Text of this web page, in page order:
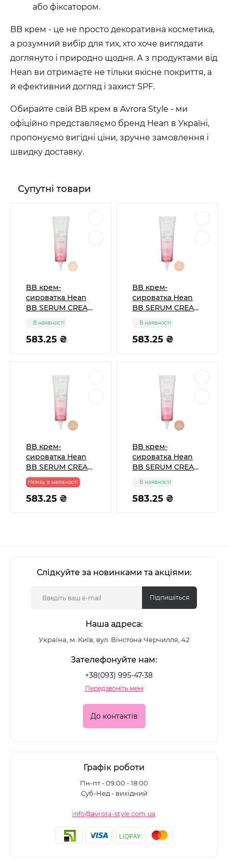
або фіксатором.
BB крем - це не просто декоративна косметика,
а розумний вибір для тих, хто хоче виглядати
доглянуто і природно щодня. А з продуктами від
Hean ви отримаєте не тільки якісне покриття, а
й ефективний догляд і захист SPF.
Обирайте свій BB крем в Avrora Style - ми
офіційно представляємо бренд Hean в Україні,
пропонуємо вигідні ціни, зручне замовлення і
швидку доставку.
Супутні товари
BB крем-
сироватка Hean
BB SERUM CREAM
В наявності
583.25 ₴
BB крем-
сироватка Hean
BB SERUM CREAM
В наявності
583.25 ₴
BB крем-
сироватка Hean
BB SERUM CREAM
SPF 50 тон 03
Medium, 30 мл
Немає в наявності
583.25 ₴
BB крем-
сироватка Hean
BB SERUM CREAM
В наявності
583.25 ₴
Слідкуйте за новинками та акціями:
Підпишіться
Наша адреса:
Україна, м. Київ, вул. Вінстона Черчилля, 42
Зателефонуйте нам:
+38(093) 995-47-38
Передзвоніть мені
До контактів
Графік роботи
Пн-пт - 09:00 - 18:00
Суб-Нед - вихідний
info@avrora-style.com.ua